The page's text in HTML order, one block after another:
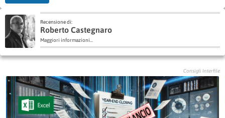
Recensione di:
Roberto Castegnaro
Maggiori informazioni...
Consigli Interfile